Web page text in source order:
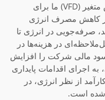
یکی از ویژگی‌های برجستهٔ درایوهای فرکانس متغیر (VFD) ما برای
در کاهش مصرف انرژی
صرفه‌جویی در انرژی تا
در هزینه‌ها در
مالی شرکت را افزایش
اجرای اقدامات پایداری
از نظر انرژی، در